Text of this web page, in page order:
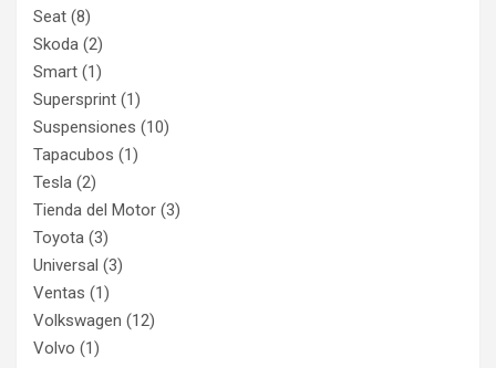
Seat (8)
Skoda (2)
Smart (1)
Supersprint (1)
Suspensiones (10)
Tapacubos (1)
Tesla (2)
Tienda del Motor (3)
Toyota (3)
Universal (3)
Ventas (1)
Volkswagen (12)
Volvo (1)